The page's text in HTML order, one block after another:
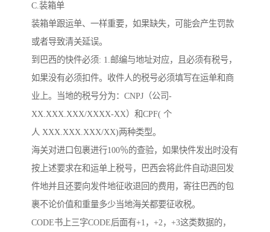
C.装箱单
装箱单跟运单、一样重要，如果缺失，可能会产生罚款
或者导致清关延误。
到巴西的快件必须: 1.邮编与地址对应，且必须有税号，
如果没有必须扣件。收件人的税号必须填写在运单和商
业上。当地的税号分为：CNPJ（公司-
XX.XXX.XXX/XXXX-XX）和CPF( 个
人 XXX.XXX.XXX/XX)两种类型。
海关对进口包裹进行100％的查验，如果快件发出时没有
按上述要求在和运单上税号，巴西会将此件自动退回发
件地并且还要向发件地征收退回的费用，寄往巴西的包
裹不论价值和重量多少当地海关都要征收税。
CODE书上三字CODE后面有+1，+2，+3这类数据的，